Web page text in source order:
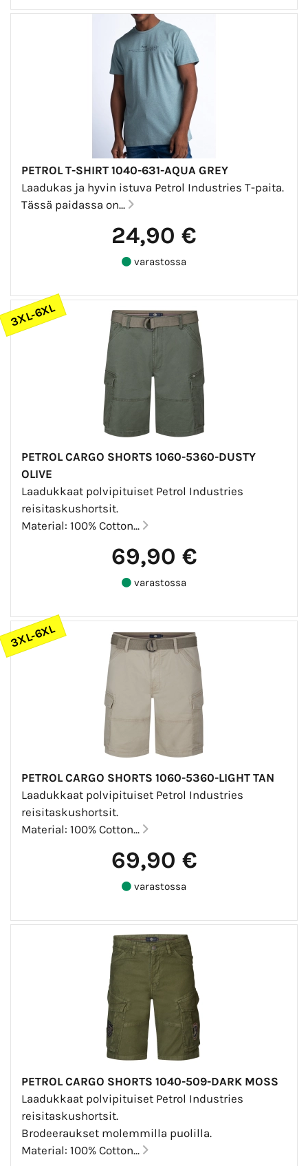
PETROL T-SHIRT 1040-631-AQUA GREY
Laadukas ja hyvin istuva Petrol Industries T-paita.
Tässä paidassa on...
24,90 €
varastossa
3XL-6XL
PETROL CARGO SHORTS 1060-5360-DUSTY
OLIVE
Laadukkaat polvipituiset Petrol Industries
reisitaskushortsit.
Material: 100% Cotton...
69,90 €
varastossa
3XL-6XL
PETROL CARGO SHORTS 1060-5360-LIGHT TAN
Laadukkaat polvipituiset Petrol Industries
reisitaskushortsit.
Material: 100% Cotton...
69,90 €
varastossa
PETROL CARGO SHORTS 1040-509-DARK MOSS
Laadukkaat polvipituiset Petrol Industries
reisitaskushortsit.
Brodeeraukset molemmilla puolilla.
Material: 100% Cotton...